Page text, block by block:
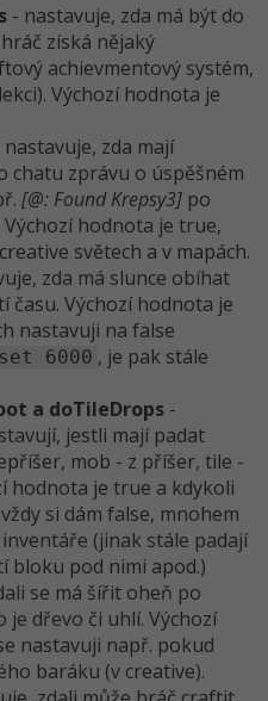
- nastavuje, zda má být do
získá nějaký
achievmentový systém,
Výchozí hodnota je
nastavuje, zda mají
chatu zprávu o úspěšném
[@: Found Krepsy3] po
hodnota je true,
světech a v mapách.
zda má slunce obíhat
času. Výchozí hodnota je
nastavuji na false
6000 , je pak stále
a doTileDrops -
jestli mají padat
mob - z příšer, tile -
hodnota je true a kdykoli
si dám false, mnohem
(jinak stále padají
bloku pod nimi apod.)
se má šířit oheň po
je dřevo či uhlí. Výchozí
nastavuji např. pokud
baráku (v creative).